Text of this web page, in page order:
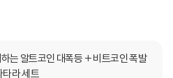
는 알트코인 대폭등 + 비트코인 폭발
타라 세트